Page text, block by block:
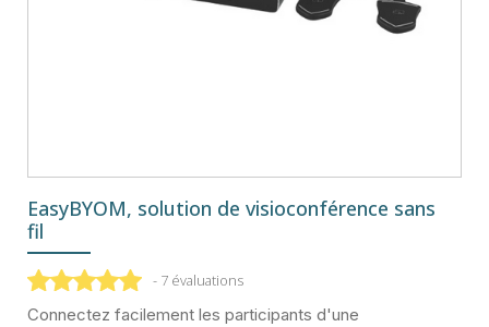
EasyBYOM, solution de visioconférence sans
fil
- 7 évaluations
Connectez facilement les participants d'une